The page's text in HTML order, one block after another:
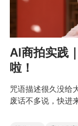
AI商拍实践
啦！
咒语描述很久没给
废话不多说，快进